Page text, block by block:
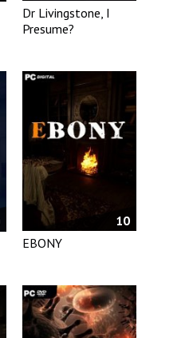
Dr Livingstone, I
Presume?
10
EBONY